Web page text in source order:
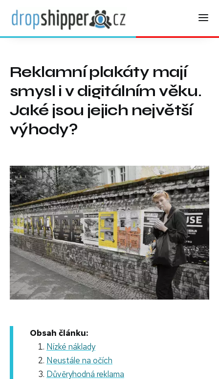
Reklamní plakáty mají
smysl i v digitálním věku.
Jaké jsou jejich největší
výhody?
Obsah článku:
Nízké náklady
Neustále na očích
Důvěryhodná reklama